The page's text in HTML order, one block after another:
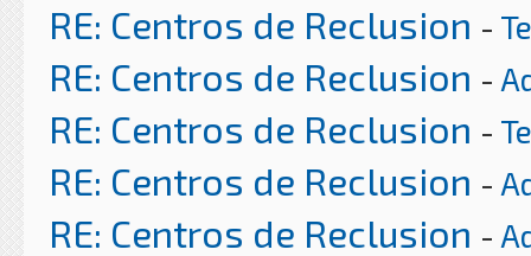
RE: Centros de Reclusion -
RE: Centros de Reclusion -
RE: Centros de Reclusion -
RE: Centros de Reclusion -
RE: Centros de Reclusion -